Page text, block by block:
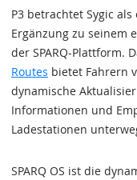
P3 betrachtet Sygic
Ergänzung zu seinem
der SPARQ-Plattform.
Routes bietet Fahrern
dynamische
Informationen und
Ladestationen
SPARQ OS ist die